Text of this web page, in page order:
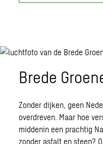
Brede
Zonder dijken, geen
overdreven. Maar hoe
middenin een prachtig
zonder asfalt en steen?